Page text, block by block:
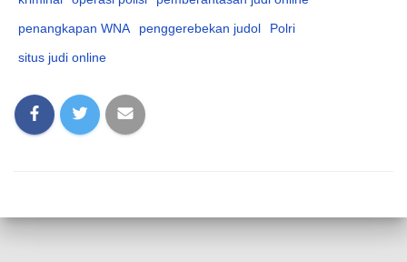
penangkapan WNA
penggerebekan judol
Polri
situs judi online